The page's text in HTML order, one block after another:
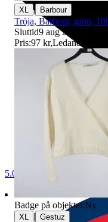
5.0
XL | Barbour
Tröja, Barbour, grön,
Sluttid9 aug 20:20
Pris:97 kr,Ledande bud
Badge på objektet:Ny
XL | Gestuz